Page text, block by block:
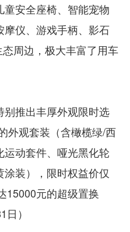
安全座椅、智能宠物
仪、游戏手柄、影石
周边，极大丰富了用车
推出丰厚外观限时选
外观套装（含橄榄绿/西
动套件、哑光黑化轮
装），限时权益价仅
15000元的超级置换
）